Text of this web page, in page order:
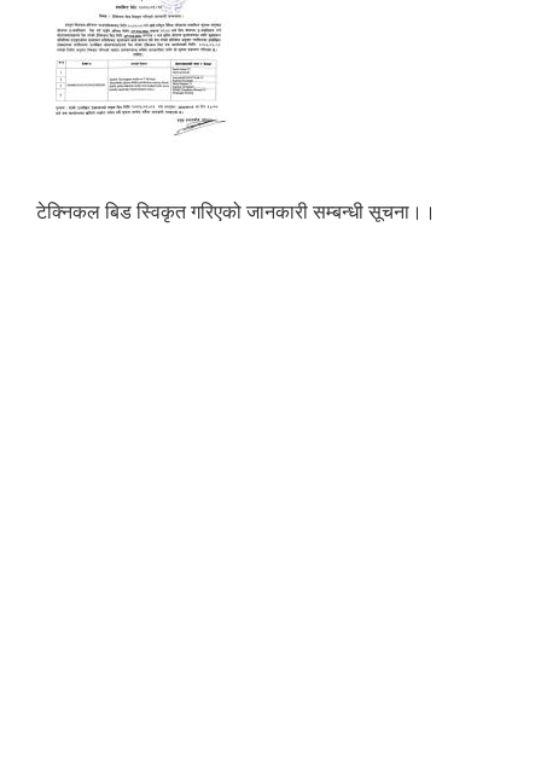
टेक्निकल बिड स्विकृत गरिएको जानकारी सम्बन्धी सूचना।।